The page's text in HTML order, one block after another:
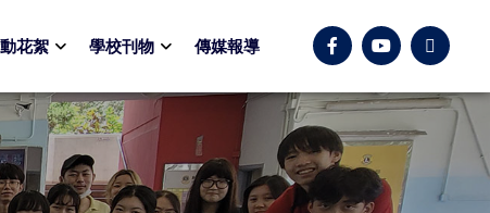
花絮 學校刊物 傳媒報導